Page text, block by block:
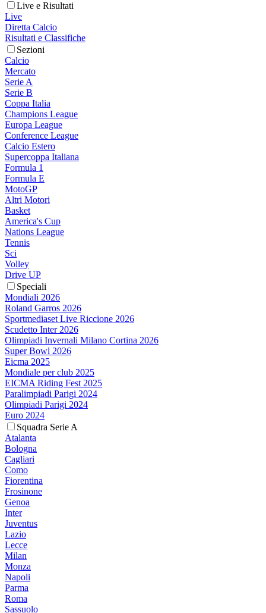
Live e Risultati
Live
Diretta Calcio
Risultati e Classifiche
Sezioni
Calcio
Mercato
Serie A
Serie B
Coppa Italia
Champions League
Europa League
Conference League
Calcio Estero
Supercoppa Italiana
Formula 1
Formula E
MotoGP
Altri Motori
Basket
America's Cup
Nations League
Tennis
Sci
Volley
Drive UP
Speciali
Mondiali 2026
Roland Garros 2026
Sportmediaset Live Riccione 2026
Scudetto Inter 2026
Olimpiadi Invernali Milano Cortina 2026
Super Bowl 2026
Eicma 2025
Mondiale per club 2025
EICMA Riding Fest 2025
Paralimpiadi Parigi 2024
Olimpiadi Parigi 2024
Euro 2024
Squadra Serie A
Atalanta
Bologna
Cagliari
Como
Fiorentina
Frosinone
Genoa
Inter
Juventus
Lazio
Lecce
Milan
Monza
Napoli
Parma
Roma
Sassuolo